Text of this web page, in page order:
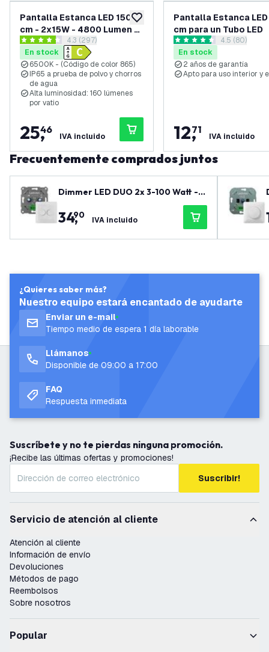
añadir a lista de deseos
Pantalla Estanca LED 150
cm - 2x15W - 4800 Lumen -
6500K - IP65 - con dos
Tubos LED
abrir el panel de reseñas
4.3 estrellas de puntuación
4.3 (297)
En stock
6500K - (Código de color 865)
IP65 a prueba de polvo y chorros
de agua
Alta luminosidad: 160 lúmenes
por vatio
25,
46
IVA incluido
Pantalla Estanca LED
cm para un Tubo LED
abrir el
4.5 estrellas de puntuación
4.5 (80)
En stock
2 años de garantía
Apto para uso interior y
12,
71
IVA incluido
Frecuentemente comprados juntos
Dimmer LED DUO 2x 3-100 Watt - 2
20-240V - Corte de fase - Univers
al - Completo
34,
90 IVA incluido
¿Quieres saber más?
Nuestro equipo estará encantado de ayudarte
Enviar un e-mail
Tiempo medio de espera 1 día laborable
Llámanos
Disponible de 09:00 a 17:00
FAQ
Respuesta inmediata
Suscríbete y no te pierdas ninguna promoción.
¡Recibe las últimas ofertas y promociones!
Suscribir!
Servicio de atención al cliente
Atención al cliente
Información de envío
Devoluciones
Métodos de pago
Reembolsos
Sobre nosotros
Popular